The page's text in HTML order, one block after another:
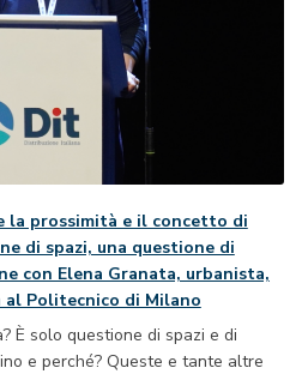
la prossimità e il concetto di
di spazi, una questione di
con Elena Granata, urbanista,
Politecnico di Milano
È solo questione di spazi e di
e perché? Queste e tante altre